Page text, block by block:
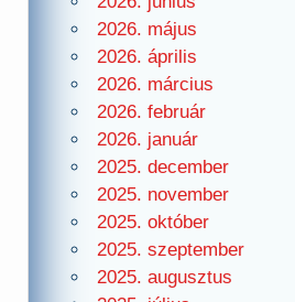
2026. május
2026. április
2026. március
2026. február
2026. január
2025. december
2025. november
2025. október
2025. szeptember
2025. augusztus